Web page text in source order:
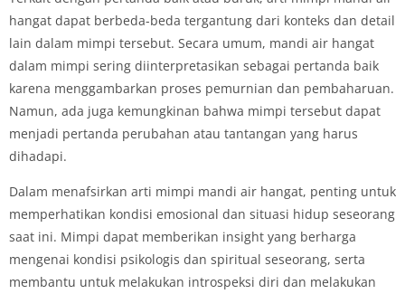
hangat dapat berbeda-beda tergantung dari konteks dan detail
lain dalam mimpi tersebut. Secara umum, mandi air hangat
dalam mimpi sering diinterpretasikan sebagai pertanda baik
karena menggambarkan proses pemurnian dan pembaharuan.
Namun, ada juga kemungkinan bahwa mimpi tersebut dapat
menjadi pertanda perubahan atau tantangan yang harus
dihadapi.
Dalam menafsirkan arti mimpi mandi air hangat, penting untuk
memperhatikan kondisi emosional dan situasi hidup seseorang
saat ini. Mimpi dapat memberikan insight yang berharga
mengenai kondisi psikologis dan spiritual seseorang, serta
membantu untuk melakukan introspeksi diri dan melakukan